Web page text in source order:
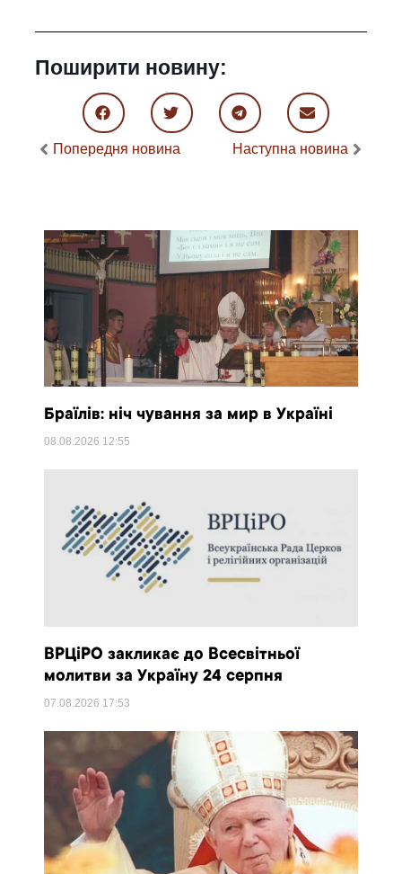
Поширити новину:
Попередня новина Наступна новина
Браїлів: ніч чування за мир в Україні
08.08.2026 12:55
ВРЦіРО закликає до Всесвітньої
молитви за Україну 24 серпня
07.08.2026 17:53